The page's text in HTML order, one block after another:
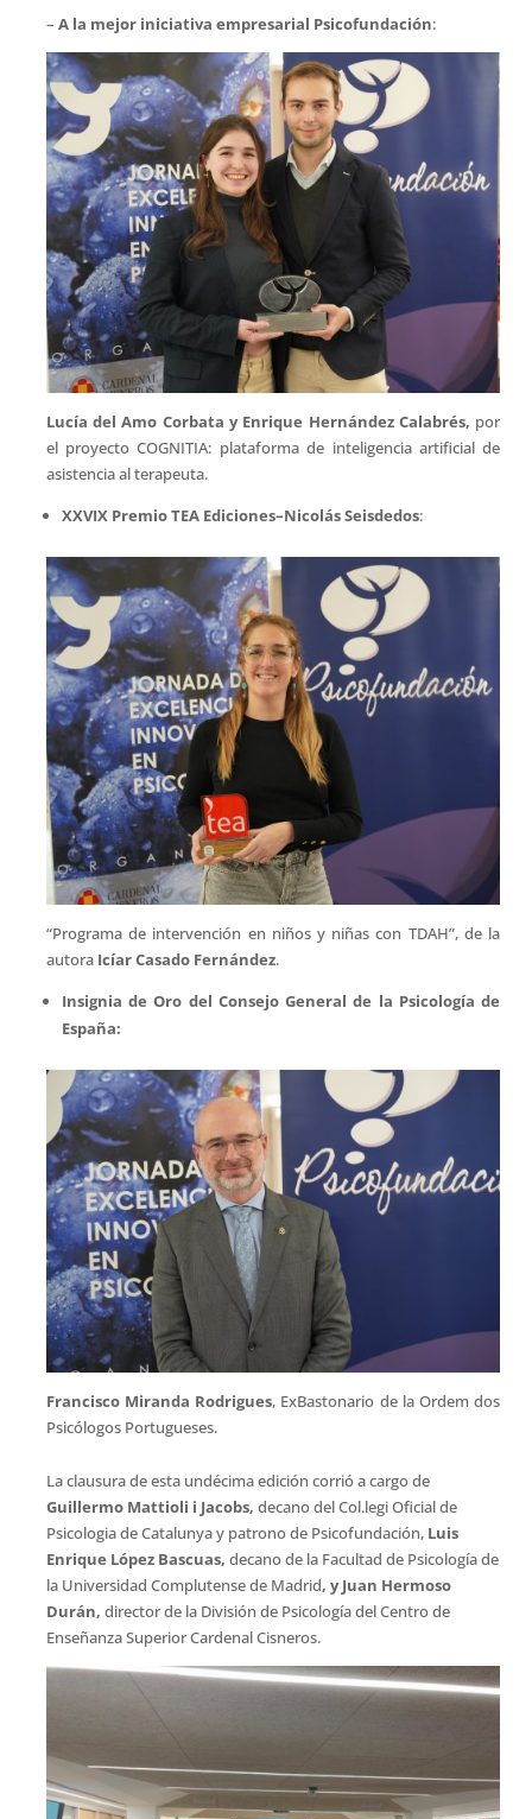
– A la mejor iniciativa empresarial Psicofundación:
Lucía del Amo Corbata y Enrique Hernández Calabrés, por
el proyecto COGNITIA: plataforma de inteligencia artificial de
asistencia al terapeuta.
XXVIX Premio TEA Ediciones–Nicolás Seisdedos:
“Programa de intervención en niños y niñas con TDAH”, de la
autoraIcíar Casado Fernández.
Insignia de Oro del Consejo General de la Psicología de
España:
Francisco Miranda Rodrigues, ExBastonario de la Ordem dos
Psicólogos Portugueses.
La clausura de esta undécima edición corrió a cargo de
Guillermo Mattioli i Jacobs, decano del Col.legi Oficial de
Psicologia de Catalunya y patrono de Psicofundación, Luis
Enrique López Bascuas, decano de la Facultad de Psicología de
la Universidad Complutense de Madrid, y Juan Hermoso
Durán, director de la División de Psicología del Centro de
Enseñanza Superior Cardenal Cisneros.